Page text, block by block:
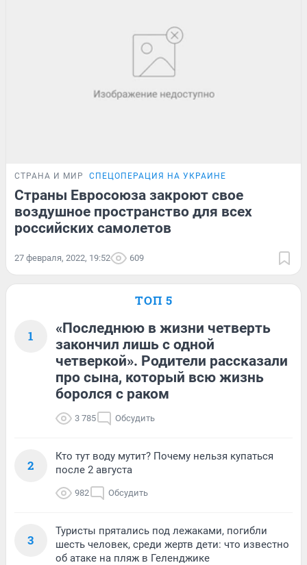
СТРАНА И МИР СПЕЦОПЕРАЦИЯ НА УКРАИНЕ
Страны Евросоюза закроют свое
воздушное пространство для всех
российских самолетов
27 февраля, 2022, 19:52 609
ТОП 5
1
«Последнюю в жизни четверть
закончил лишь с одной
четверкой». Родители рассказали
про сына, который всю жизнь
боролся с раком
3 785 Обсудить
2
Кто тут воду мутит? Почему нельзя купаться
после 2 августа
982 Обсудить
3
Туристы прятались под лежаками, погибли
шесть человек, среди жертв дети: что известно
об атаке на пляж в Геленджике